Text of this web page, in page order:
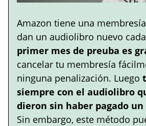
Amazon tiene una
dan un audiolibro nuevo
primer mes de preuba es
cancelar tu membresía
ninguna penalización. Luego
siempre con el audiolibro
dieron sin haber pagado
Sin embargo, este método